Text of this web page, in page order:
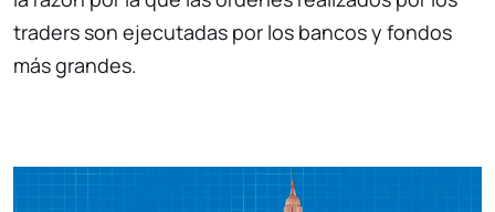
traders son ejecutadas por los bancos y fondos
más grandes.